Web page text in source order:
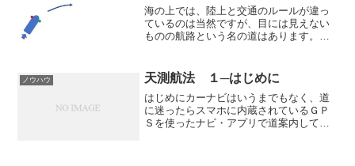
海の上では、陸上と交通のルールが違っ
ているのは当然ですが、目には見えない
ものの航路という名の道はあります。海
のことが多く、そのあたりの事情は交通
事故と同じですね。船舶の...
ノウハウ 天測航法 １─はじめに
はじめにカーナビはいうまでもなく、道
に迷ったらスマホに内蔵されているＧＰ
Ｓを使ったナビ・アプリで道案内しても